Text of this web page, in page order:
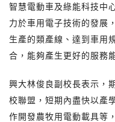
智慧電動車及綠能科技中
力於車用電子技術的發展
生產的類產線、達到車用
合，能夠產生更好的服務
興大林俊良副校長表示，
校聯盟，短期內盡快以產
作開發農牧用電動載具等